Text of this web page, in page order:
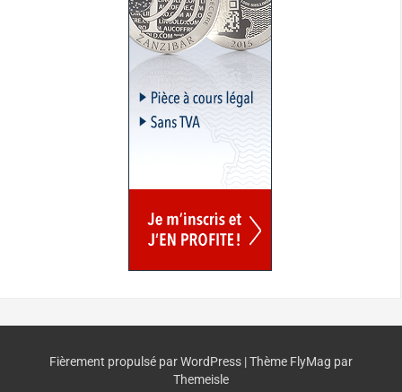
Fièrement propulsé par WordPress |Thème FlyMag par
Themeisle